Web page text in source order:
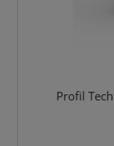
Profil